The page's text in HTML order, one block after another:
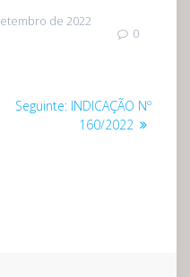
de 2022
0
Seguinte: Post
seguinte:
INDICAÇÃO Nº
160/2022